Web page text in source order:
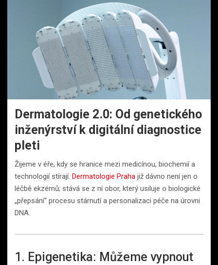
Dermatologie 2.0: Od genetického
inženýrství k digitální diagnostice
pleti
Žijeme v éře, kdy se hranice mezi medicínou, biochemií a
technologií stírají. Dermatologie Praha již dávno není jen o
léčbě ekzémů; stává se z ní obor, který usiluje o biologické
„přepsání“ procesu stárnutí a personalizaci péče na úrovni
DNA.
1. Epigenetika: Můžeme vypnout